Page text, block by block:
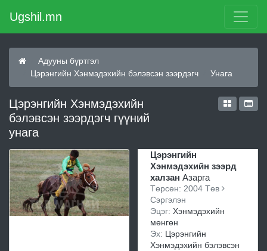
Ugshil.mn
Адууны бүртгэл
Цэрэнгийн Хэнмэдэхийн бэлэвсэн зээрдэгч
Унага
Цэрэнгийн Хэнмэдэхийн
бэлэвсэн зээрдэгч гүүний
унага
Цэрэнгийн
Хэнмэдэхийн зээрд
халзан Азарга
Төрсөн: 2004 Төв
Сэргэлэн
Эцэг: Хэнмэдэхийн
мөнгөн
Эх: Цэрэнгийн
Хэнмэдэхийн бэлэвсэн